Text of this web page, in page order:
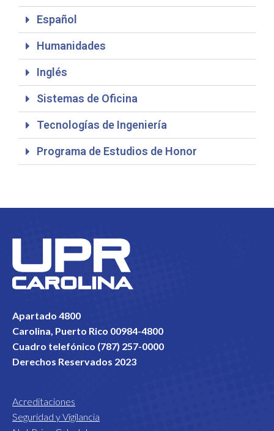
Español
Humanidades
Inglés
Sistemas de Oficina
Tecnologías de Ingeniería
Programa de Estudios de Honor
Apartado 4800
Carolina, Puerto Rico 00984-4800
Cuadro telefónico (787) 257-0000
Derechos Reservados 2023
Acreditaciones
Seguridad y Vigilancia